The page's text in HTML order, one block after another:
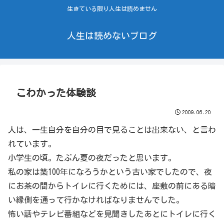
生きている限り人生は読めません
人生は読めないブログ
こわかった体験談
2009.06.20
人は、一生自分を自分の目で見ることは出来ない、と言わ
れています。
小学生の頃。たぶん夏の夜だったと思います。
私の家は築100年になろうかという古い家でしたので、夜
にお茶の間からトイレに行くためには、座敷の前にある暗
い縁側を通って行かなければなりませんでした。
怖い話やテレビ番組などを見聞きしたあとにトイレに行く